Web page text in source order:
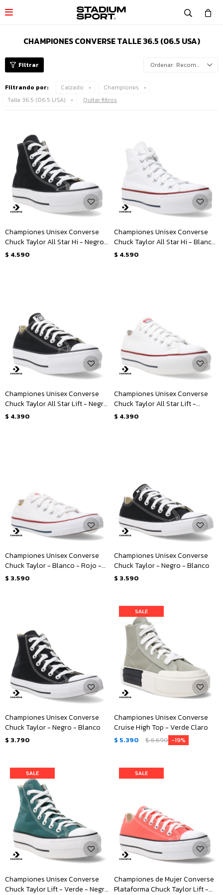

CHAMPIONES CONVERSE TALLE 36.5 (06.5 USA)
Recomendados
Filtrando por: Calzado
Championes
Talle 36.5 (06.5 USA)
Quitar filtros
Championes Unisex Converse
Chuck Taylor All Star Hi - Negro -
Blanco
$ 4.590
Championes Unisex Converse
Chuck Taylor All Star Hi - Blanco
- Rojo - Azul
$ 4.590
Championes Unisex Converse
Chuck Taylor All Star Lift - Negro
- Blanco
$ 4.390
Championes Unisex Converse
Chuck Taylor All Star Lift -
Blanco - Rojo - Azul
$ 4.390
Championes Unisex Converse
Chuck Taylor - Blanco - Rojo -
Azul
$ 3.590
Championes Unisex Converse
Chuck Taylor - Negro - Blanco
$ 3.590
Championes Unisex Converse
Chuck Taylor - Negro - Blanco
$ 3.790
Championes Unisex Converse
Cruise High Top - Verde Claro
$ 5.390 $6.690 19
Championes Unisex Converse
Chuck Taylor Lift - Verde - Negro
Championes de Mujer Converse
Plataforma Chuck Taylor Lift -